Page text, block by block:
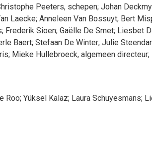
Peeters, schepen; Johan
Laecke; Anneleen Van Bossuyt; Bert
; Frederik Sioen; Gaëlle De Smet; Liesbet
Baert; Stefaan De Winter; Julie
; Mieke Hullebroeck, algemeen directeur;
Roo; Yüksel Kalaz; Laura Schuyesmans;